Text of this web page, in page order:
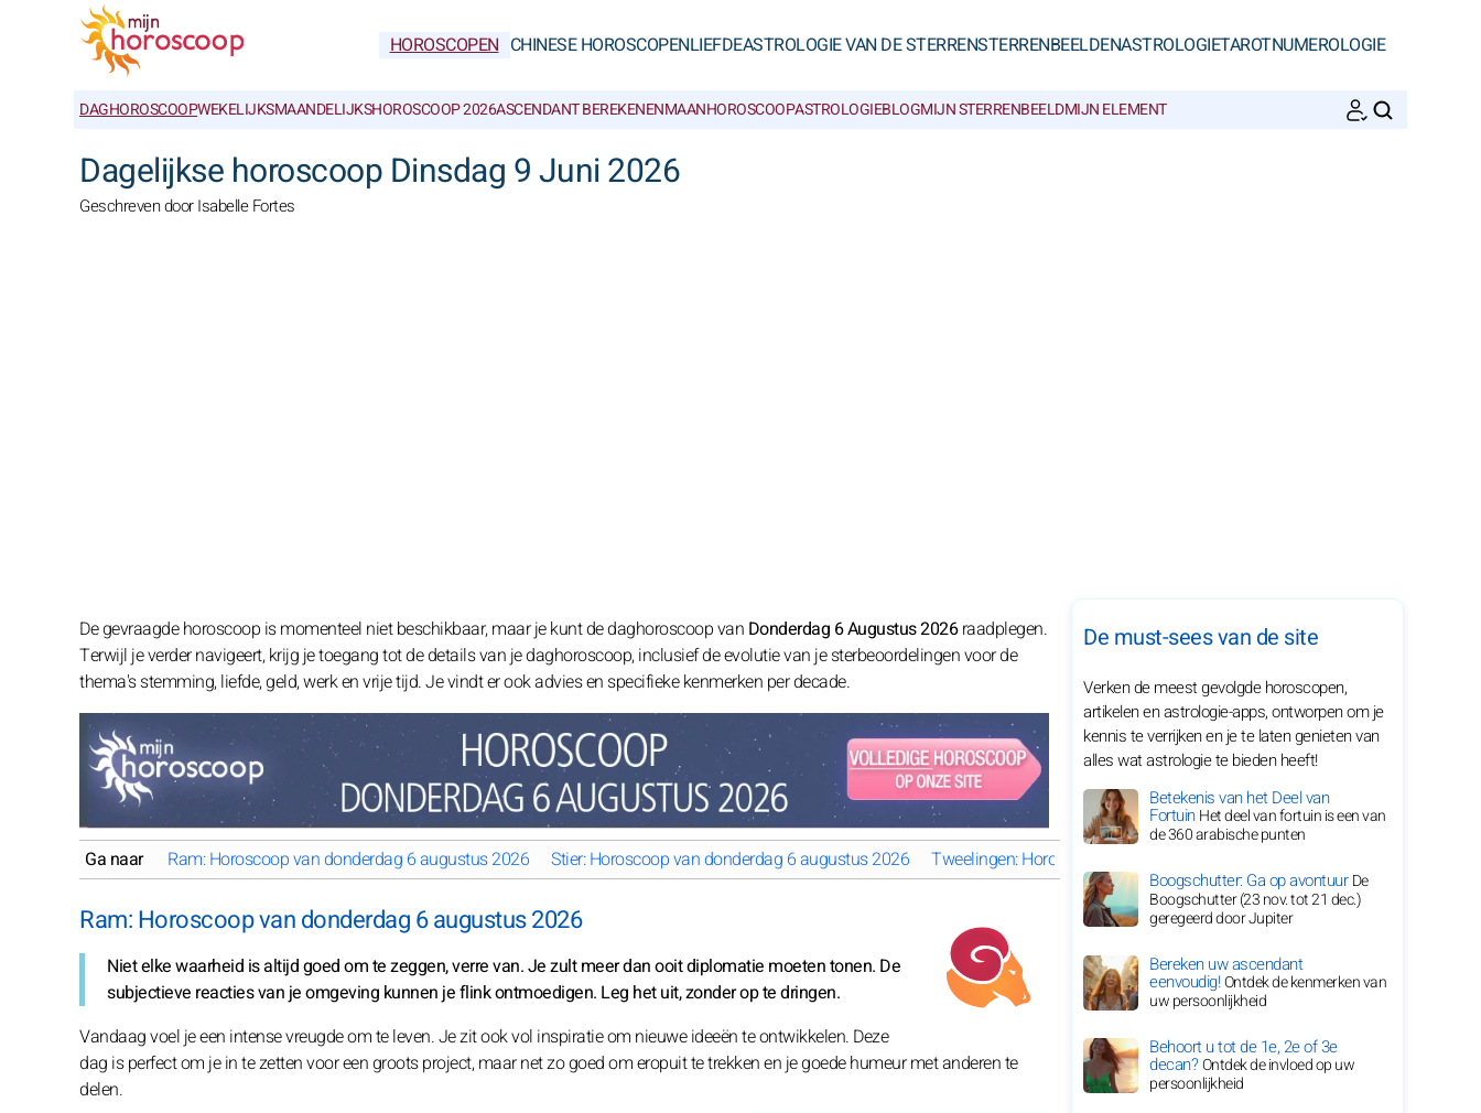
HOROSCOPEN CHINESE HOROSCOPENLIEFDEASTROLOGIE VAN DE STERRENSTERRENBEELDENASTROLOGIETAROTNUMEROLOGIE
DAGHOROSCOOPWEKELIJKSMAANDELIJKSHOROSCOOP 2026ASCENDANT BEREKENENMAANHOROSCOOPASTROLOGIEBLOGMIJN STERRENBEELDMIJN ELEMENT
Dagelijkse horoscoop Dinsdag 9 Juni 2026
Geschreven door Isabelle Fortes
De gevraagde horoscoop is momenteel niet beschikbaar, maar je kunt de daghoroscoop van Donderdag 6 Augustus 2026raadplegen.
Terwijl je verder navigeert, krijg je toegang tot de details van je daghoroscoop, inclusief de evolutie van je sterbeoordelingen voor de
thema's stemming, liefde, geld, werk en vrije tijd. Je vindt er ook advies en specifieke kenmerken per decade.
Ga naar Ram: Horoscoop van donderdag 6 augustus 2026 Stier: Horoscoop van donderdag 6 augustus 2026 Tweelingen: Horoscoop van donderdag 6 augustus 2026
Ram: Horoscoop van donderdag 6 augustus 2026
Niet elke waarheid is altijd goed om te zeggen, verre van. Je zult meer dan ooit diplomatie moeten tonen. De
subjectieve reacties van je omgeving kunnen je flink ontmoedigen. Leg het uit, zonder op te dringen.
Vandaag voel je een intense vreugde om te leven. Je zit ook vol inspiratie om nieuwe ideeën te ontwikkelen. Deze
dag is perfect om je in te zetten voor een groots project, maar net zo goed om eropuit te trekken en je goede humeur met anderen te
delen.
De must-sees van de site
Verken de meest gevolgde horoscopen,
artikelen en astrologie-apps, ontworpen om je
kennis te verrijken en je te laten genieten van
alles wat astrologie te bieden heeft!
Betekenis van het Deel van
FortuinHet deel van fortuin is een van
de 360 arabische punten
Boogschutter: Ga op avontuurDe
Boogschutter (23 nov. tot 21 dec.)
geregeerd door Jupiter
Bereken uw ascendant
eenvoudig!Ontdek de kenmerken van
uw persoonlijkheid
Behoort u tot de 1e, 2e of 3e
decan?Ontdek de invloed op uw
persoonlijkheid